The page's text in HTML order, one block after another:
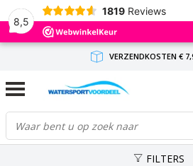
8,5
1819 Reviews
VERZENDKOSTEN €
GRATIS VERZENDING(NL)
BINNEN 1-3 WERKDAGEN
FILTERS